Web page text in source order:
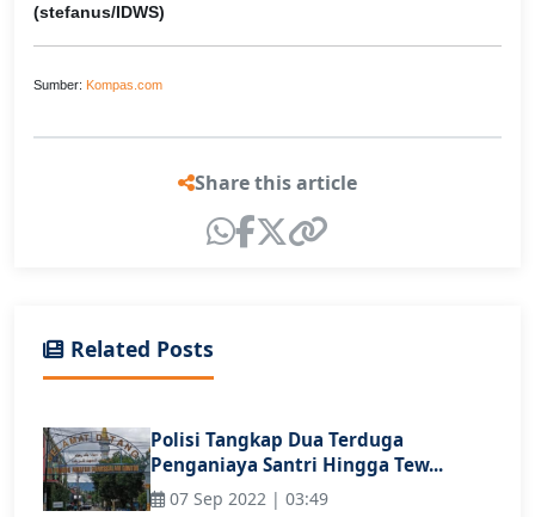
(stefanus/IDWS)
Sumber: Kompas.com
Share this article
Related Posts
Polisi Tangkap Dua Terduga
Penganiaya Santri Hingga Tew...
07 Sep 2022 | 03:49